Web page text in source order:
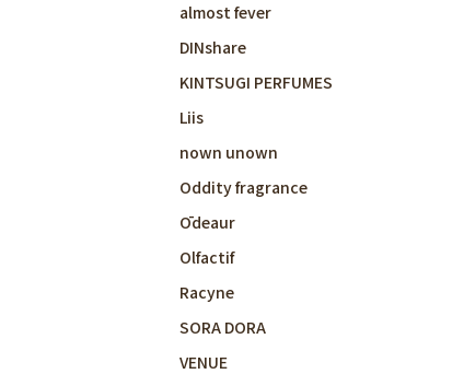
almost fever
DINshare
KINTSUGI PERFUMES
Liis
nown unown
Oddity fragrance
Ōdeaur
Olfactif
Racyne
SORA DORA
VENUE